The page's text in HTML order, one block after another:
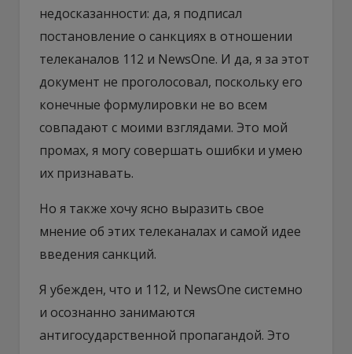
недосказанности: да, я подписал
постановление о санкциях в отношении
телеканалов 112 и NewsOne. И да, я за этот
документ не проголосовал, поскольку его
конечные формулировки не во всем
совпадают с моими взглядами. Это мой
промах, я могу совершать ошибки и умею
их признавать.
Но я также хочу ясно выразить свое
мнение об этих телеканалах и самой идее
введения санкций.
Я убежден, что и 112, и NewsOne системно
и осознанно занимаются
антигосударственной пропагандой. Это